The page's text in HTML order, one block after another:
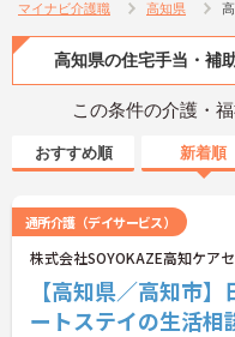
マイナビ介護職 高知県
高知県の住宅手当・補
この条件の介護・
おすすめ順 新着順
通所介護（デイサービス）
株式会社SOYOKAZE高知ケア
【高知県／高知市
ートステイの生活